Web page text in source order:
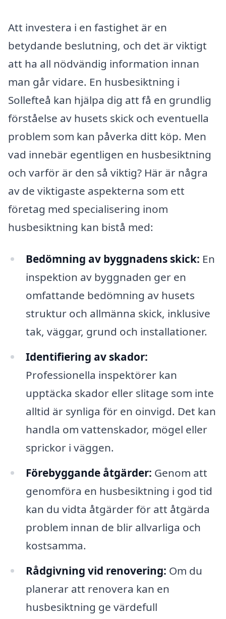
Att investera i en fastighet är en
betydande beslutning, och det är viktigt
att ha all nödvändig information innan
man går vidare. En husbesiktning i
Sollefteå kan hjälpa dig att få en grundlig
förståelse av husets skick och eventuella
problem som kan påverka ditt köp. Men
vad innebär egentligen en husbesiktning
och varför är den så viktig? Här är några
av de viktigaste aspekterna som ett
företag med specialisering inom
husbesiktning kan bistå med:
Bedömning av byggnadens skick: En
inspektion av byggnaden ger en
omfattande bedömning av husets
struktur och allmänna skick, inklusive
tak, väggar, grund och installationer.
Identifiering av skador:
Professionella inspektörer kan
upptäcka skador eller slitage som inte
alltid är synliga för en oinvigd. Det kan
handla om vattenskador, mögel eller
sprickor i väggen.
Förebyggande åtgärder: Genom att
genomföra en husbesiktning i god tid
kan du vidta åtgärder för att åtgärda
problem innan de blir allvarliga och
kostsamma.
Rådgivning vid renovering: Om du
planerar att renovera kan en
husbesiktning ge värdefull